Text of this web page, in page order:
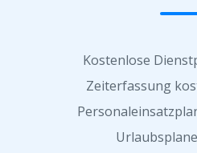
Kostenlose
Zeiterfassung